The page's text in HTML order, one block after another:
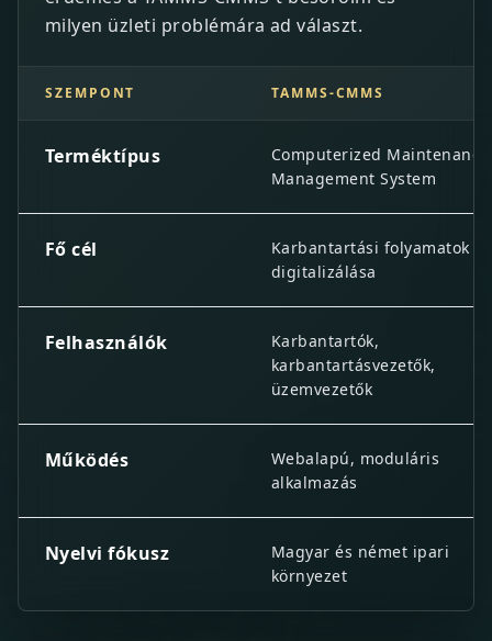
milyen üzleti problémára ad választ.
SZEMPONT TAMMS-CMMS
Terméktípus
Computerized Maintenance
Management System
Fő cél
Karbantartási folyamatok
digitalizálása
Felhasználók
Karbantartók,
karbantartásvezetők,
üzemvezetők
Működés
Webalapú, moduláris
alkalmazás
Nyelvi fókusz
Magyar és német ipari
környezet